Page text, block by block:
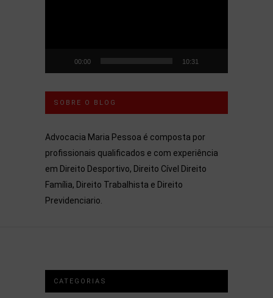
00:00 10:31
SOBRE O BLOG
Advocacia Maria Pessoa é composta por
profissionais qualificados e com experiência
em Direito Desportivo, Direito Cível Direito
Família, Direito Trabalhista e Direito
Previdenciario.
CATEGORIAS